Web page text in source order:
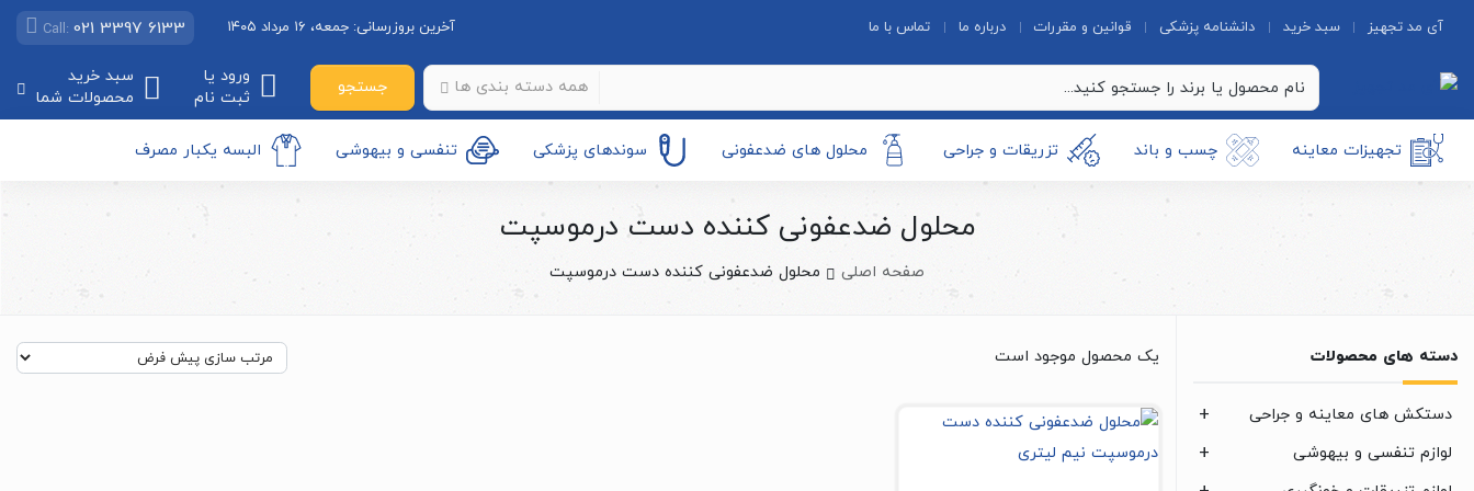
آی مد تجهیز سبد خرید دانشنامه پزشکی قوانین و مقررات درباره ما تماس با ما آخرین بروزرسانی: جمعه، ۱۶ مرداد ۱۴۰۵ Call: 021 3397 6133
همه دسته بندی ها جستجو
ورود یا
ثبت نام
سبد خرید
محصولات شما
تجهیزات معاینه چسب و باند تزریقات و جراحی محلول های ضدعفونی سوندهای پزشکی تنفسی و بیهوشی البسه یکبار مصرف
محلول ضدعفونی کننده دست درموسپت
صفحه اصلی محلول ضدعفونی کننده دست درموسپت
دسته های محصولات
دستکش های معاینه و جراحی
لوازم تنفسی و بیهوشی
یک محصول موجود است